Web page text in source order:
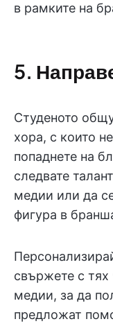
в рамките на
5.
Студеното
хора, с които
попаднете на
следвате
медии или да
фигура в
свържете с
медии, за да
предложат